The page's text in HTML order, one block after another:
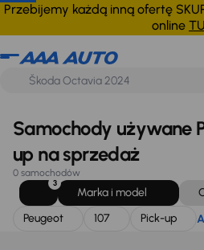
Przebijemy każdą inną ofertę
online TU
Peugeot 107 Pick-up
Samochody używane
up na sprzedaż
0 samochodów
3
Marka i model
Peugeot
107 Pick-up